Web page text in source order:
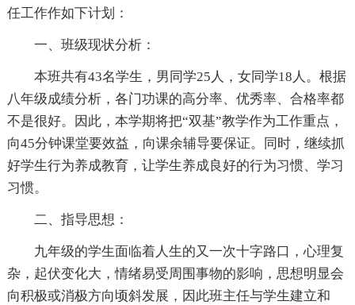
任工作作如下计划：
一、班级现状分析：
本班共有43名学生，男同学25人，女同学18人。根据
八年级成绩分析，各门功课的高分率、优秀率、合格率都
不是很好。因此，本学期将把“双基”教学作为工作重点，
向45分钟课堂要效益，向课余辅导要保证。同时，继续抓
好学生行为养成教育，让学生养成良好的行为习惯、学习
习惯。
二、指导思想：
九年级的学生面临着人生的又一次十字路口，心理复
杂，起伏变化大，情绪易受周围事物的影响，思想明显会
向积极或消极方向顷斜发展，因此班主任与学生建立和